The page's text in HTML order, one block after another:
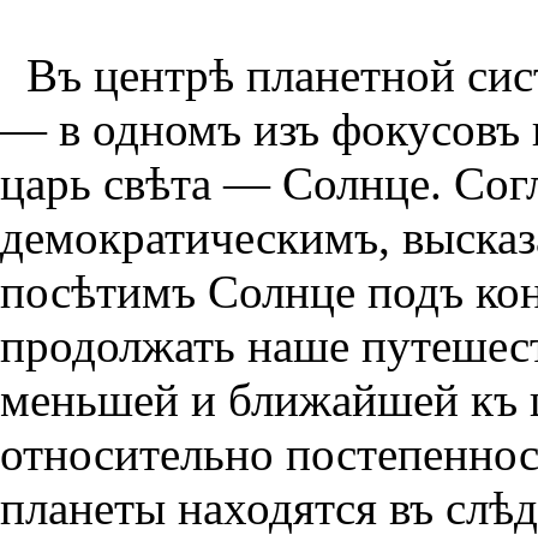
Въ центрѣ планетной
— в одномъ изъ фокусовъ
царь свѣта — Солнце.
демократическимъ,
посѣтимъ Солнце подъ
продолжать наше
меньшей и ближайшей къ
относительно
планеты находятся въ